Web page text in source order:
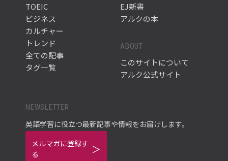
TOEIC
ビジネス
カルチャー
トレンド
全ての記事
タグ一覧
EJ新書
アルクの本
ABOUT
このサイトについて
アルク公式サイト
NEWSLETTER
英語学習に役立つ最新記事や情報をお届けします。
メルマガに登録す
る